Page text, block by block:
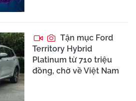
Tận mục Ford
Territory Hybrid
Platinum từ 710 triệu
đồng, chờ về Việt Nam